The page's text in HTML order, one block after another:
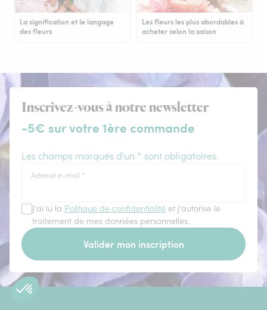
La signification et le langage
des fleurs
Les fleurs les plus abordables à
acheter selon la saison
Inscrivez-vous à notre newsletter
-5€ sur votre 1ère commande
Les champs marqués d'un * sont obligatoires.
Adresse e-mail *
J'ai lu la Politique de confidentialité et j'autorise le
traitement de mes données personnelles.
Valider mon inscription